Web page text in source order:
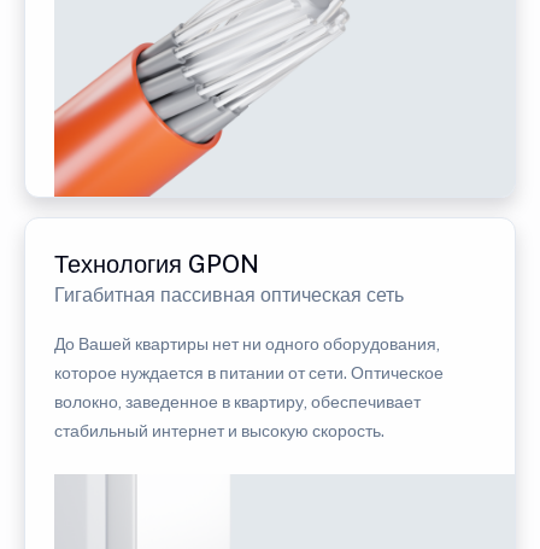
Технология GPON
Гигабитная пассивная оптическая сеть
До Вашей квартиры нет ни одного оборудования,
которое нуждается в питании от сети. Оптическое
волокно, заведенное в квартиру, обеспечивает
стабильный интернет и высокую скорость.